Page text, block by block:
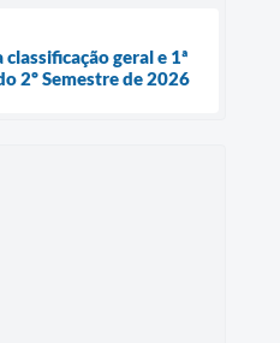
geral e 1ª
2º Semestre de 2026